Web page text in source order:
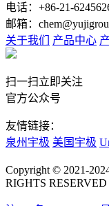
电话：+86-21-
邮箱：
关于我们
产品中心
扫一扫立即关注
官方公众号
友情链接：
泉州宇极 美国宇极
Copyright © 2021-
RIGHTS RESERVED